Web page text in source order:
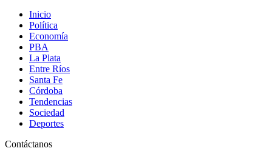
Inicio
Política
Economía
PBA
La Plata
Entre Ríos
Santa Fe
Córdoba
Tendencias
Sociedad
Deportes
Contáctanos